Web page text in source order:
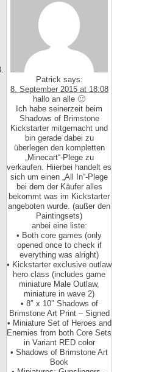
Patrick says:
8. September 2015 at 18:08
hallo an alle 🙂
Ich habe seinerzeit beim
Shadows of Brimstone
Kickstarter mitgemacht und
bin gerade dabei zu
überlegen den kompletten
„Minecart“-Plege zu
verkaufen. Hiierbei handelt es
sich um einen „All In“-Plege
bei dem der Käufer alles
bekommt was im Kickstarter
angeboten wurde. (außer den
Paintingsets)
anbei eine liste:
• Both core games (only
opened once to check if
everything was alright)
• Kickstarter exclusive outlaw
hero class (includes game
miniature Male Outlaw,
miniature in wave 2)
• 8″ x 10″ Shadows of
Brimstone Art Print – Signed
• Miniature Set of Heroes and
Enemies from both Core Sets
in Variant RED color
• Shadows of Brimstone Art
Book